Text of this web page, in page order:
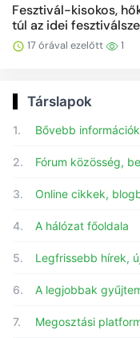
Fesztivál-kisokos,
túl az idei
17 órával ezelőtt 1
Társlapok
1. Bővebb
2. Fórum közösség,
3. Online cikkek,
4. A hálózat főoldala
5. Legfrissebb hírek,
6. A legjobbak
7. Megosztási